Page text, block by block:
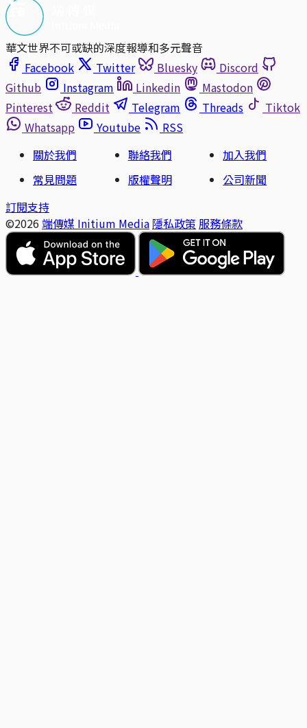
華文世界不可或缺的深度報導和多元聲音
Facebook
Twitter Bluesky
Discord
Github
Instagram Linkedin
Mastodon
Pinterest
Reddit Telegram Threads
Tiktok
Whatsapp
Youtube
RSS
關於我們
聯絡我們
加入我們
常見問題
版權聲明
公司新聞
訂閱支持
©2026 端傳媒 Initium Media 隱私政策 服務條款